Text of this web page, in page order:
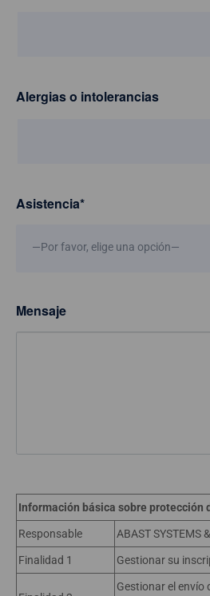
Alergias o intolerancias
Asistencia*
—Por favor, elige una opción—
Mensaje
Información básica sobre protección
Responsable ABAST SYSTEMS
Finalidad 1 Gestionar su
Gestionar el envío